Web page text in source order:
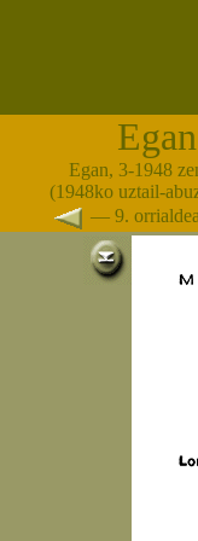
Egan
Egan, 3-1948
(1948ko uztail-
— 9.